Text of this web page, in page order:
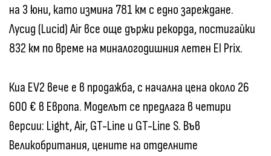
на 3 юни, като измина 781 км с едно зареждане.
Лусид (Lucid) Air все още държи рекорда, постигайки
832 км по време на миналогодишния летен El Prix.
Киа EV2 вече е в продажба, с начална цена около 26
600 € в Европа. Моделът се предлага в четири
версии: Light, Air, GT-Line и GT-Line S. Във
Великобритания, цените на отделните